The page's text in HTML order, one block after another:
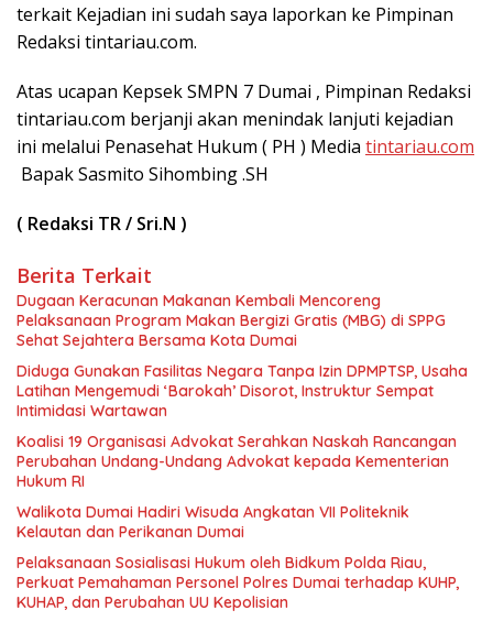
terkait Kejadian ini sudah saya laporkan ke Pimpinan
Redaksi tintariau.com.
Atas ucapan Kepsek SMPN 7 Dumai , Pimpinan Redaksi
tintariau.com berjanji akan menindak lanjuti kejadian
ini melalui Penasehat Hukum ( PH ) Media tintariau.com
Bapak Sasmito Sihombing .SH
( Redaksi TR / Sri.N )
Berita Terkait
Dugaan Keracunan Makanan Kembali Mencoreng
Pelaksanaan Program Makan Bergizi Gratis (MBG) di SPPG
Sehat Sejahtera Bersama Kota Dumai
Diduga Gunakan Fasilitas Negara Tanpa Izin DPMPTSP, Usaha
Latihan Mengemudi ‘Barokah’ Disorot, Instruktur Sempat
Intimidasi Wartawan
Koalisi 19 Organisasi Advokat Serahkan Naskah Rancangan
Perubahan Undang-Undang Advokat kepada Kementerian
Hukum RI
Walikota Dumai Hadiri Wisuda Angkatan VII Politeknik
Kelautan dan Perikanan Dumai
Pelaksanaan Sosialisasi Hukum oleh Bidkum Polda Riau,
Perkuat Pemahaman Personel Polres Dumai terhadap KUHP,
KUHAP, dan Perubahan UU Kepolisian